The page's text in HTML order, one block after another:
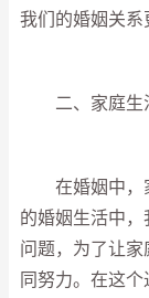
我们的婚姻关系
二、家庭生
在婚姻中，家
的婚姻生活中
问题，为了让
同努力。在这